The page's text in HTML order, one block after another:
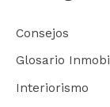
Consejos
Glosario